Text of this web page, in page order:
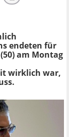
endeten für
am Montag
wirklich war,